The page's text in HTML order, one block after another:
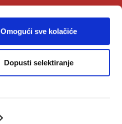
Omogući sve kolačiće
Dopusti selektiranje